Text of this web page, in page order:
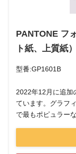
PANTONE フ
ト紙、上質紙
型番:GP1601B
2022年12月に追加
ています。グラフ
で最もポピュラー